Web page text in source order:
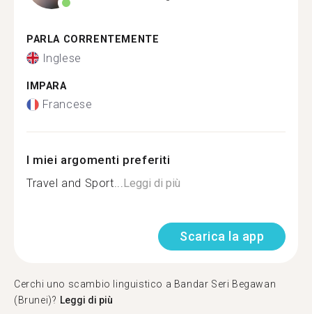
PARLA CORRENTEMENTE
Inglese
IMPARA
Francese
I miei argomenti preferiti
Travel and Sport...Leggi di più
Scarica la app
Cerchi uno scambio linguistico a Bandar Seri Begawan
(Brunei)? Leggi di più